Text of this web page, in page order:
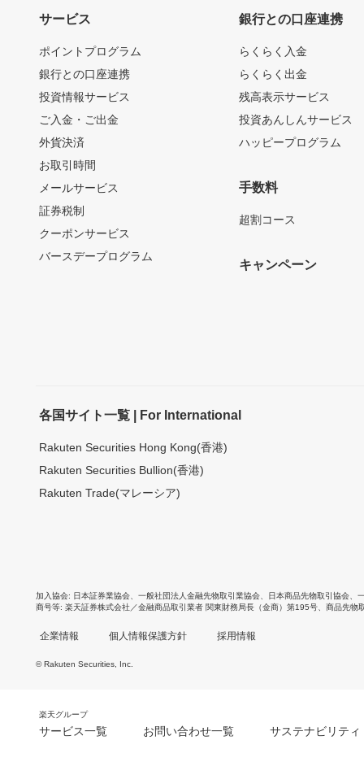
サービス
ポイントプログラム
銀行との口座連携
投資情報サービス
ご入金・ご出金
外貨決済
お取引時間
メールサービス
証券税制
クーポンサービス
バースデープログラム
銀行との口座連携
らくらく入金
らくらく出金
残高表示サービス
投資あんしんサービス
ハッピープログラム
手数料
超割コース
キャンペーン
各国サイト一覧 | For International
Rakuten Securities Hong Kong(香港)
Rakuten Securities Bullion(香港)
Rakuten Trade(マレーシア)
加入協会 日本証券業協会 一般社団法人金融先物取引業協会 日本商品先物取引協会
商号等 楽天証券株式会社／金融商品取引業者 関東財務局長（金商）第195号、商品先物
企業情報 個人情報保護方針 採用情報
© Rakuten Securities, Inc.
楽天グループ
サービス一覧 お問い合わせ一覧 サステナビリティ